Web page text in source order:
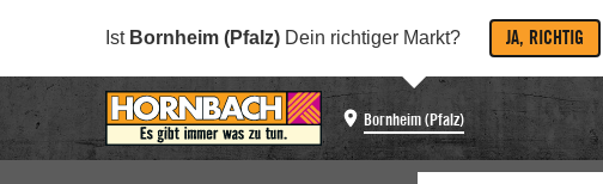
Ist Bornheim (Pfalz) Dein richtiger Markt? JA, RICHTIG
Bornheim (Pfalz)